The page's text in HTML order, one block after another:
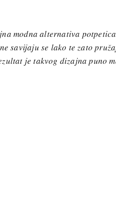
modna alternativa
savijaju se lako te zato
je takvog dizajna puno